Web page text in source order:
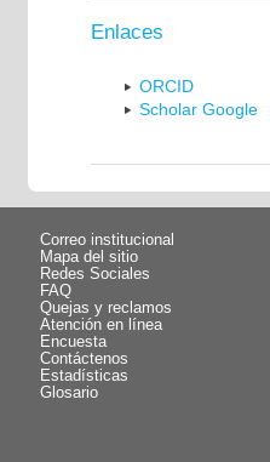
Enlaces
ORCID
Scholar Google
Correo institucional
Mapa del sitio
Redes Sociales
FAQ
Quejas y reclamos
Atención en línea
Encuesta
Contáctenos
Estadísticas
Glosario